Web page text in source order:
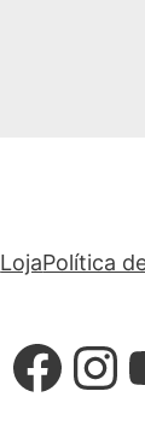
LojaPolítica